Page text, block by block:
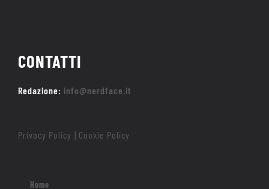
CONTATTI
Redazione: info@nerdface.it
Privacy Policy | Cookie Policy
Home